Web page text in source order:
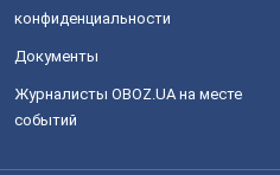
конфиденциальности
Документы
Журналисты OBOZ.UA на месте
событий